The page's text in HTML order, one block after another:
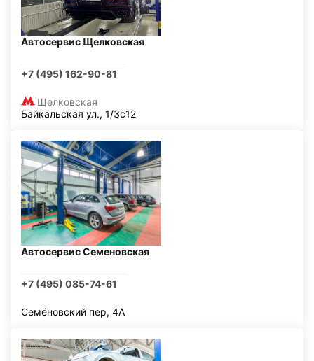
Автосервис Щелковская
+7 (495) 162-90-81
Щелковская
Байкальская ул., 1/3с12
Автосервис Семеновская
+7 (495) 085-74-61
Семёновский пер, 4А